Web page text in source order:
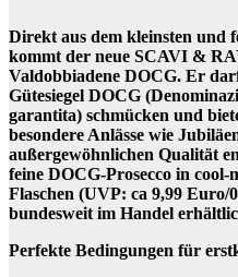
Direkt aus dem kleinsten und
kommt der neue SCAVI &
Valdobbiadene DOCG. Er
Gütesiegel DOCG
garantita) schmücken und
besondere Anlässe wie
außergewöhnlichen Qualität
feine DOCG-Prosecco in
Flaschen (UVP: ca 9,99 Euro/
bundesweit im Handel
Perfekte Bedingungen für